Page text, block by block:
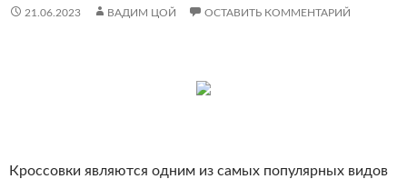
21.06.2023 ВАДИМ ЦОЙ ОСТАВИТЬ КОММЕНТАРИЙ
Кроссовки являются одним из самых популярных видов